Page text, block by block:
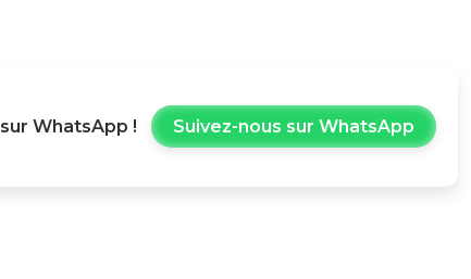
sur WhatsApp ! Suivez-nous sur WhatsApp